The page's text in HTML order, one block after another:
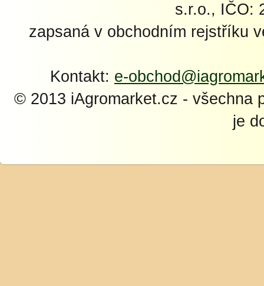
s.r.o., IČO:
zapsaná v obchodním rejstříku
Kontakt: e-
© 2013 iAgromarket.cz - všechna
je